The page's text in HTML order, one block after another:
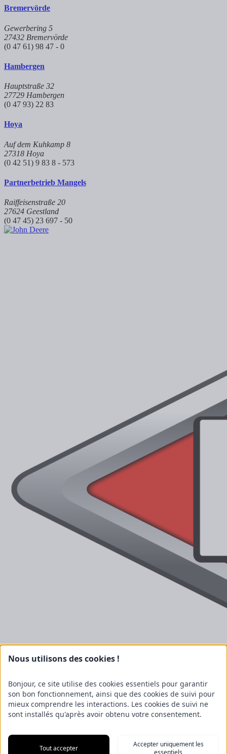
Bremervörde
Gewerbering 5
27432 Bremervörde
(0 47 61) 98 47 - 0
Hambergen
Hauptstraße 32
27729 Hambergen
(0 47 93) 22 83
Hoya
Auf dem Kuhkamp 8
27318 Hoya
(0 42 51) 9 83 8 - 573
Partnerbetrieb Mangels
Raiffeisenstraße 20
27624 Geestland
(0 47 45) 23 697 - 50
Nous utilisons des cookies !
Bonjour, ce site utilise des cookies essentiels pour garantir
son bon fonctionnement, ainsi que des cookies de suivi pour
mieux comprendre les interactions. Les cookies de suivi ne
sont installés qu'après avoir obtenu votre consentement.
Tout accepter
Accepter uniquement les
essentiels